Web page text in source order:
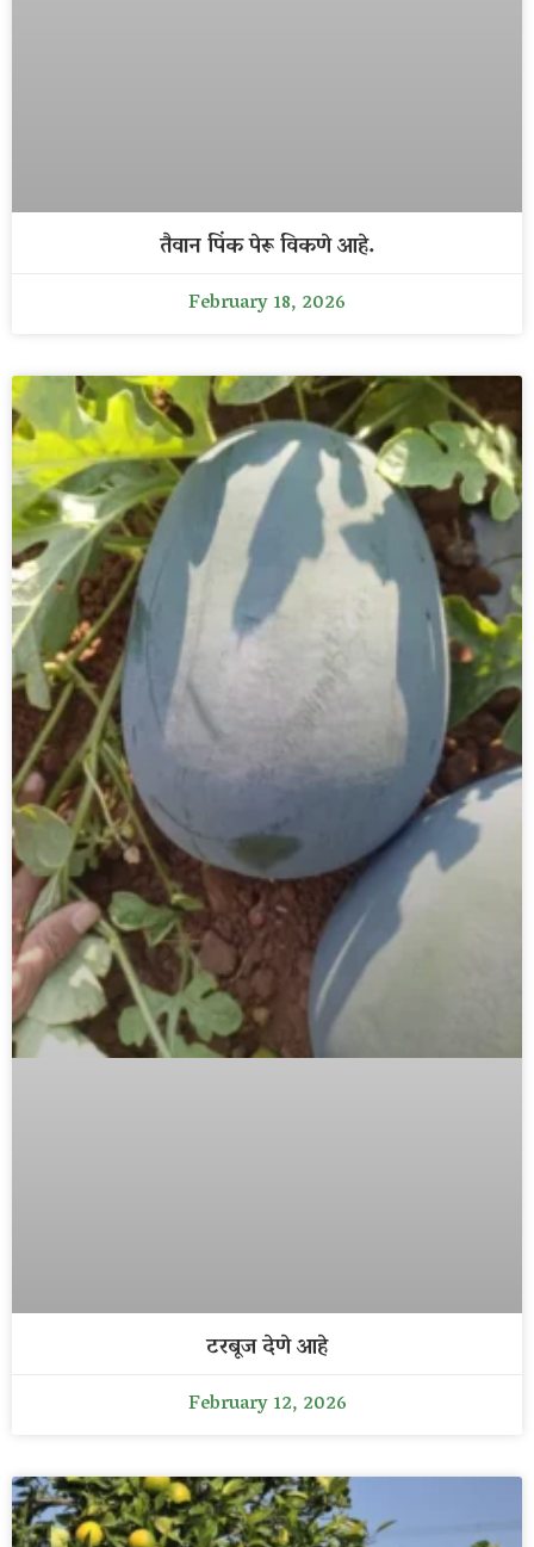
तैवान पिंक पेरू विकणे आहे.
February 18, 2026
टरबूज देणे आहे
February 12, 2026